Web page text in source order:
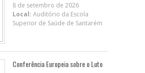
8 de setembro de 2026
Local: Auditório da Escola
Superior de Saúde de Santarém
Conferência Europeia sobre o Luto